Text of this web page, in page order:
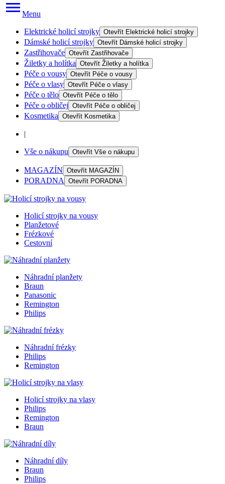
Menu
Elektrické holicí strojky Otevřít Elektrické holicí strojky
Dámské holicí strojky Otevřít Dámské holicí strojky
Zastřihovače Otevřít Zastřihovače
Žiletky a holítka Otevřít Žiletky a holítka
Péče o vousy Otevřít Péče o vousy
Péče o vlasy Otevřít Péče o vlasy
Péče o tělo Otevřít Péče o tělo
Péče o obličej Otevřít Péče o obličej
Kosmetika Otevřít Kosmetika
|
Vše o nákupu Otevřít Vše o nákupu
MAGAZÍN Otevřít MAGAZÍN
PORADNA Otevřít PORADNA
Holicí strojky na vousy
Planžetové
Frézkové
Cestovní
Náhradní planžety
Braun
Panasonic
Remington
Philips
Náhradní frézky
Philips
Remington
Holicí strojky na vlasy
Philips
Remington
Braun
Náhradní díly
Braun
Philips